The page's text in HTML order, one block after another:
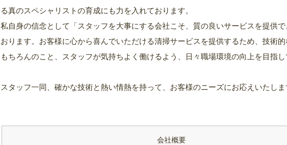
る真のスペシャリストの育成にも力を入れております。
私自身の信念として「スタッフを大事にする会社こそ、質の良いサービスを提供
おります。お客様に心から喜んでいただける清掃サービスを提供するため、技術
もちろんのこと、スタッフが気持ちよく働けるよう、日々職場環境の向上を目指し
スタッフ一同、確かな技術と熱い情熱を持って、お客様のニーズにお応えいたしま
会社概要